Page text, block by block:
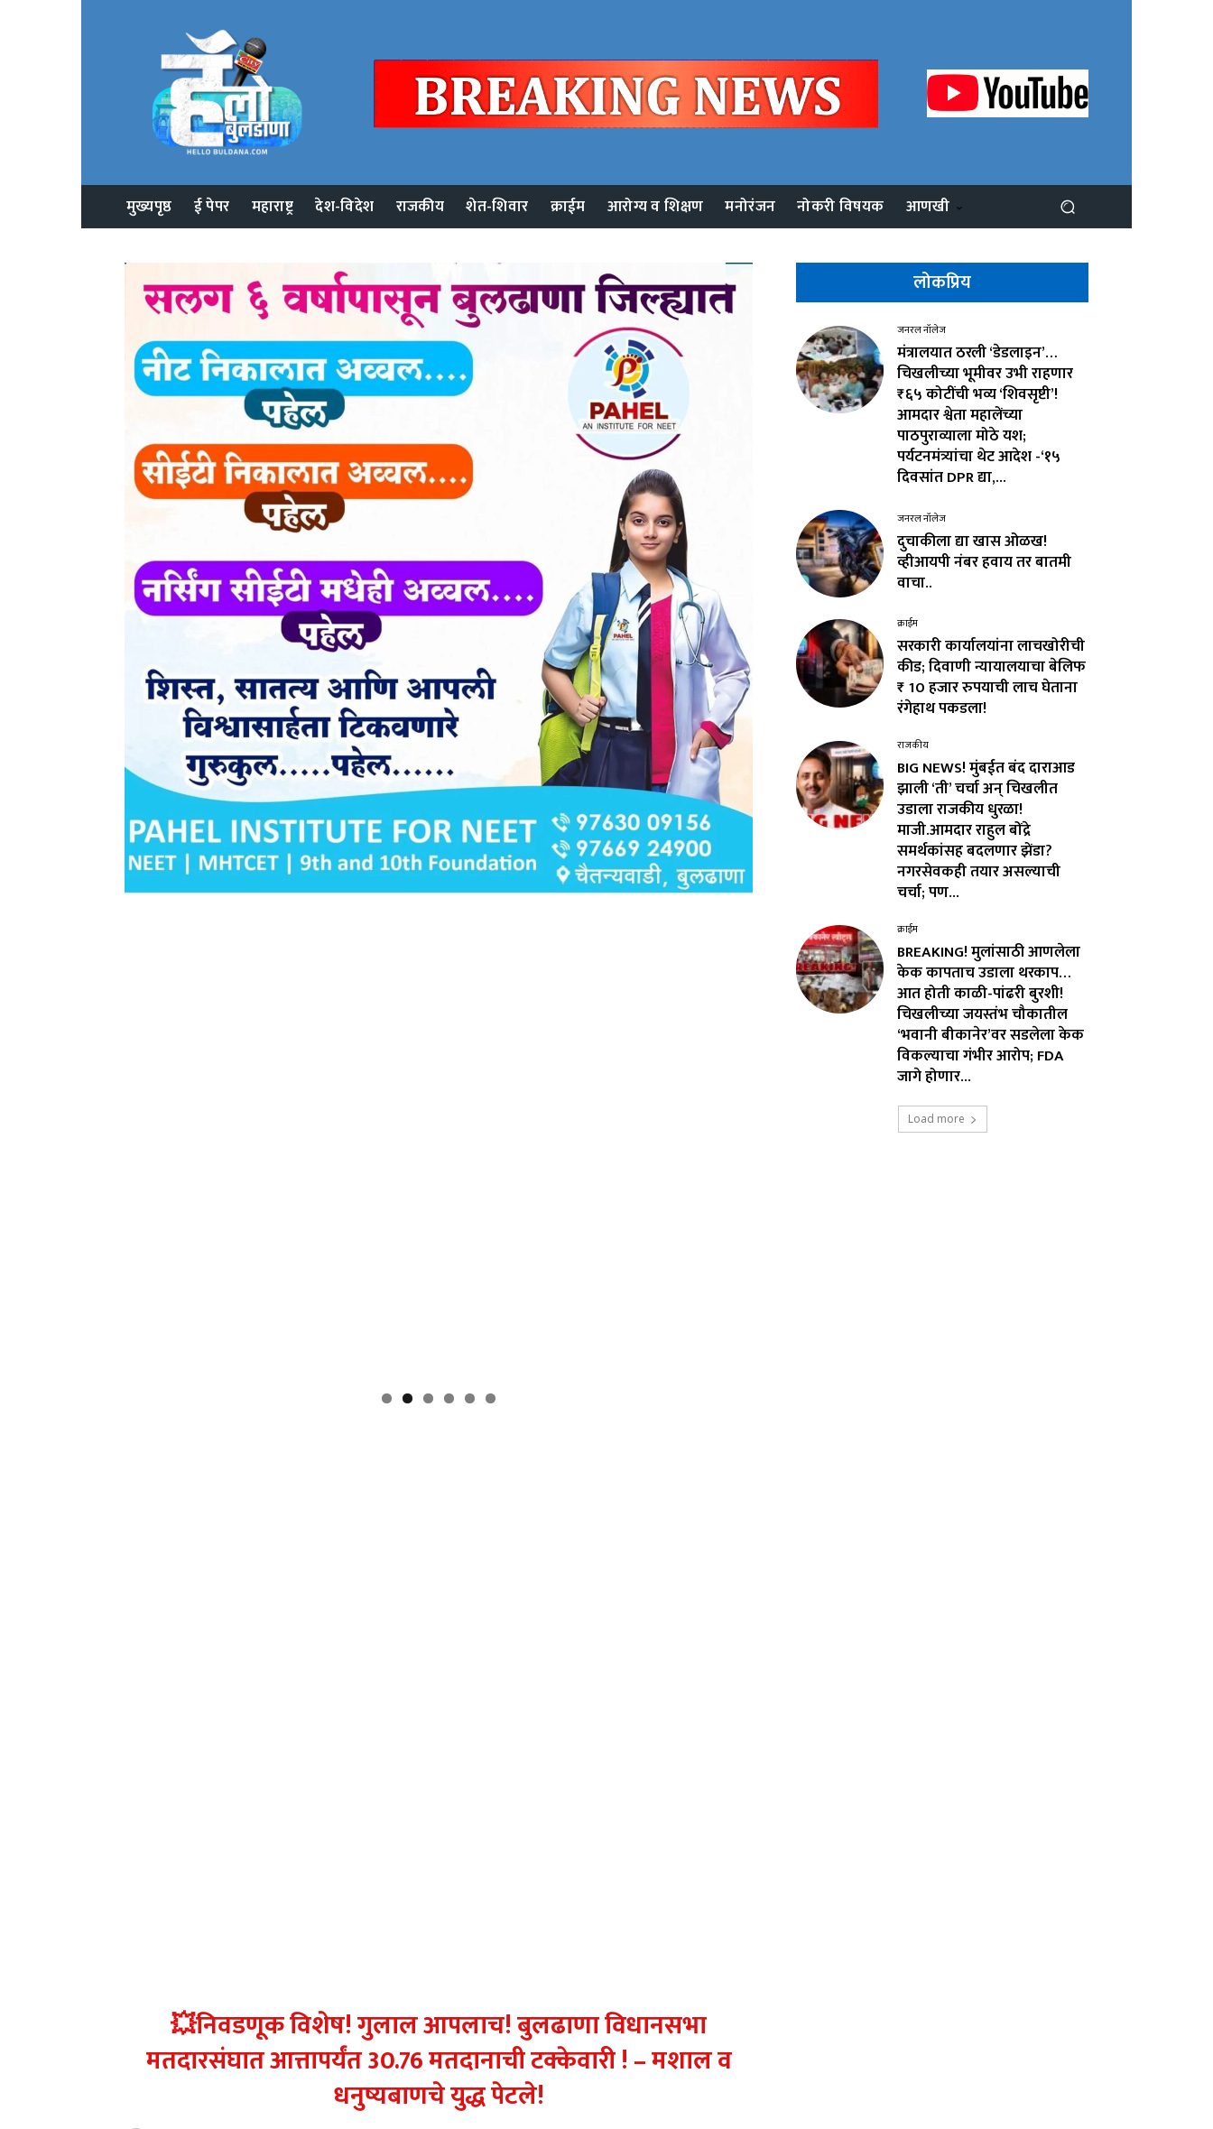
मुख्यपृष्ठ ई पेपर महाराष्ट्र देश-विदेश राजकीय शेत-शिवार क्राईम आरोग्य व शिक्षण मनोरंजन नोकरी विषयक आणखी
💥निवडणूक विशेष! गुलाल आपलाच! बुलढाणा विधानसभा
मतदारसंघात आत्तापर्यंत 30.76 मतदानाची टक्केवारी ! – मशाल व
धनुष्यबाणचे युद्ध पेटले!
लोकप्रिय
जनरल नॉलेज
मंत्रालयात ठरली ‘डेडलाइन’…
चिखलीच्या भूमीवर उभी राहणार
₹६५ कोटींची भव्य ‘शिवसृष्टी’!
आमदार श्वेता महालेंच्या
पाठपुराव्याला मोठे यश;
पर्यटनमंत्र्यांचा थेट आदेश -‘१५
दिवसांत DPR द्या,...
जनरल नॉलेज
दुचाकीला द्या खास ओळख!
व्हीआयपी नंबर हवाय तर बातमी
वाचा..
क्राईम
सरकारी कार्यालयांना लाचखोरीची
कीड; दिवाणी न्यायालयाचा बेलिफ
₹ 10 हजार रुपयाची लाच घेताना
रंगेहाथ पकडला!
राजकीय
BIG NEWS! मुंबईत बंद दाराआड
झाली ‘ती’ चर्चा अन् चिखलीत
उडाला राजकीय धुरळा!
माजी.आमदार राहुल बोंद्रे
समर्थकांसह बदलणार झेंडा?
नगरसेवकही तयार असल्याची
चर्चा; पण...
क्राईम
BREAKING! मुलांसाठी आणलेला
केक कापताच उडाला थरकाप…
आत होती काळी-पांढरी बुरशी!
चिखलीच्या जयस्तंभ चौकातील
‘भवानी बीकानेर’वर सडलेला केक
विकल्याचा गंभीर आरोप; FDA
जागे होणार...
Load more